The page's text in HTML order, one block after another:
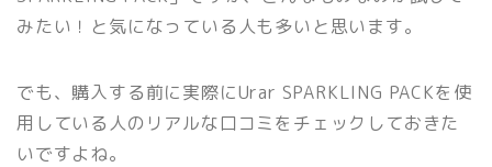
みたい！と気になっている人も多いと思います。
でも、購入する前に実際にUrar SPARKLING PACKを使
用している人のリアルな口コミをチェックしておきた
いですよね。